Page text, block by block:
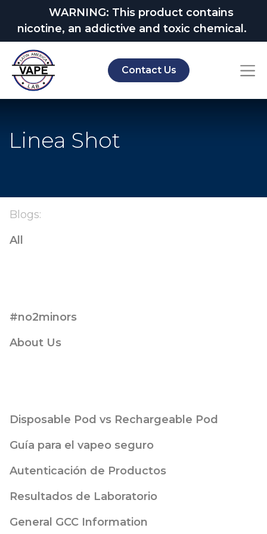
WARNING: This product contains
nicotine, an addictive and toxic chemical.
Contact Us
Linea Shot
Blogs:
All
#no2minors
About Us
Disposable Pod vs Rechargeable Pod
Guía para el vapeo seguro
Autenticación de Productos
Resultados de Laboratorio
General GCC Information